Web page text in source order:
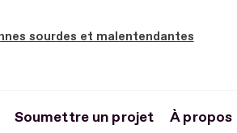
sourdes et malentendantes
Soumettre un projet À propos